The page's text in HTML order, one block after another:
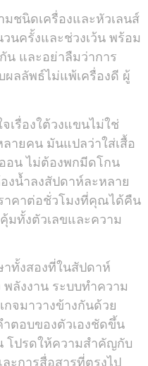
ชนิดเครื่องและหัวเลนส์
นครั้งและช่วงเว้น พร้อม
น และอย่าลืมว่าการ
ลลัพธ์ไม่แพ้เครื่องดี ผู้
เรื่องใต้วงแขนไม่ใช่
ายคน มันแปลว่าใส่เสื้อ
อน ไม่ต้องพกมีดโกน
งน้ำลงสัปดาห์ละหลาย
าคาต่อชั่วโมงที่คุณได้คืน
มทั้งตัวเลขและความ
ทั้งสองที่ในสัปดาห์
พลังงาน ระบบทำความ
จมาวางข้างกันด้วย
ตอบของตัวเองชัดขึ้น
โปรดให้ความสำคัญกับ